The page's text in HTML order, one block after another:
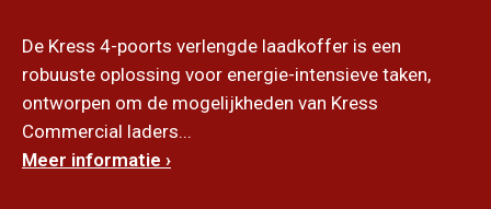
De Kress 4-poorts verlengde laadkoffer is een
robuuste oplossing voor energie-intensieve taken,
ontworpen om de mogelijkheden van Kress
Commercial laders...
Meer informatie ›